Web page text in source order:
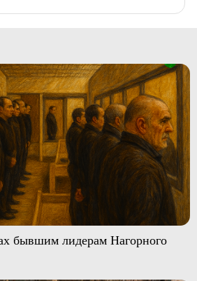
бывшим лидерам Нагорного